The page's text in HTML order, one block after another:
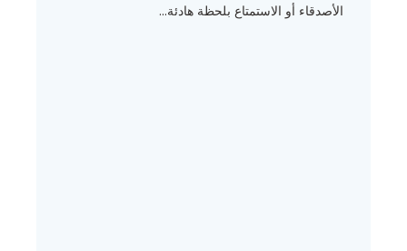
الأصدقاء أو الاستمتاع بلحظة هادئة...